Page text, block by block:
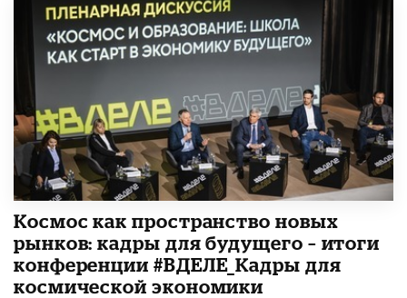
Космос как пространство новых
рынков: кадры для будущего – итоги
конференции #ВДЕЛЕ_Кадры для
космической экономики